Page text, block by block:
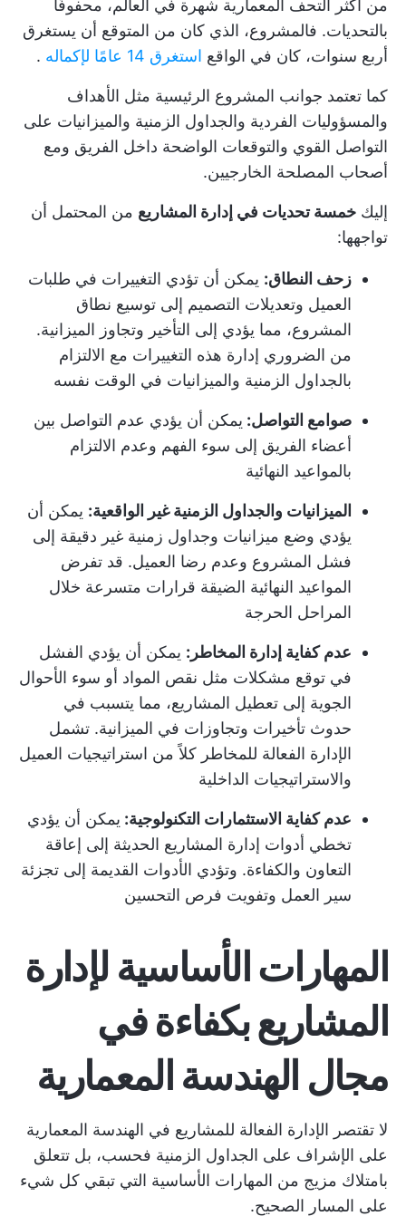
من أكثر التحف المعمارية شهرة في العالم، محفوفًا
بالتحديات. فالمشروع، الذي كان من المتوقع أن يستغرق
أربع سنوات، كان في الواقع استغرق 14 عامًا لإكماله .
كما تعتمد جوانب المشروع الرئيسية مثل الأهداف
والمسؤوليات الفردية والجداول الزمنية والميزانيات على
التواصل القوي والتوقعات الواضحة داخل الفريق ومع
أصحاب المصلحة الخارجيين.
إليك خمسة تحديات في إدارة المشاريع من المحتمل أن
تواجهها:
زحف النطاق: يمكن أن تؤدي التغييرات في طلبات
العميل وتعديلات التصميم إلى توسيع نطاق
المشروع، مما يؤدي إلى التأخير وتجاوز الميزانية.
من الضروري إدارة هذه التغييرات مع الالتزام
بالجداول الزمنية والميزانيات في الوقت نفسه
صوامع التواصل: يمكن أن يؤدي عدم التواصل بين
أعضاء الفريق إلى سوء الفهم وعدم الالتزام
بالمواعيد النهائية
الميزانيات والجداول الزمنية غير الواقعية: يمكن أن
يؤدي وضع ميزانيات وجداول زمنية غير دقيقة إلى
فشل المشروع وعدم رضا العميل. قد تفرض
المواعيد النهائية الضيقة قرارات متسرعة خلال
المراحل الحرجة
عدم كفاية إدارة المخاطر: يمكن أن يؤدي الفشل
في توقع مشكلات مثل نقص المواد أو سوء الأحوال
الجوية إلى تعطيل المشاريع، مما يتسبب في
حدوث تأخيرات وتجاوزات في الميزانية. تشمل
الإدارة الفعالة للمخاطر كلاً من استراتيجيات العميل
والاستراتيجيات الداخلية
عدم كفاية الاستثمارات التكنولوجية: يمكن أن يؤدي
تخطي أدوات إدارة المشاريع الحديثة إلى إعاقة
التعاون والكفاءة. وتؤدي الأدوات القديمة إلى تجزئة
سير العمل وتفويت فرص التحسين
المهارات الأساسية لإدارة
المشاريع بكفاءة في
مجال الهندسة المعمارية
لا تقتصر الإدارة الفعالة للمشاريع في الهندسة المعمارية
على الإشراف على الجداول الزمنية فحسب، بل تتعلق
بامتلاك مزيج من المهارات الأساسية التي تبقي كل شيء
على المسار الصحيح.